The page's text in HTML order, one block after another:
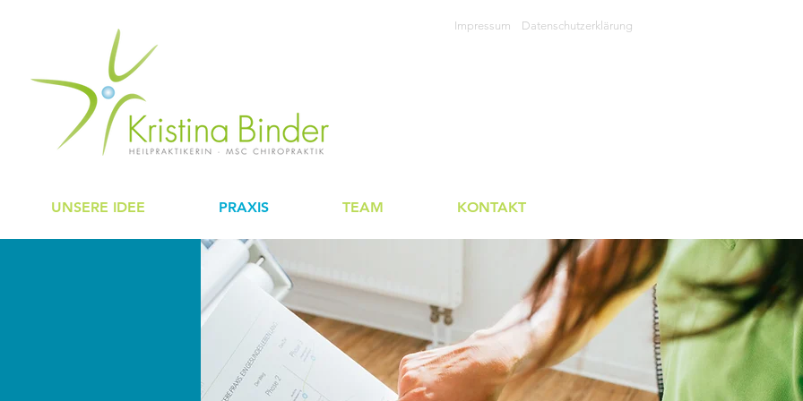
Impressum Datenschutzerklärung
UNSERE IDEE PRAXIS TEAM KONTAKT